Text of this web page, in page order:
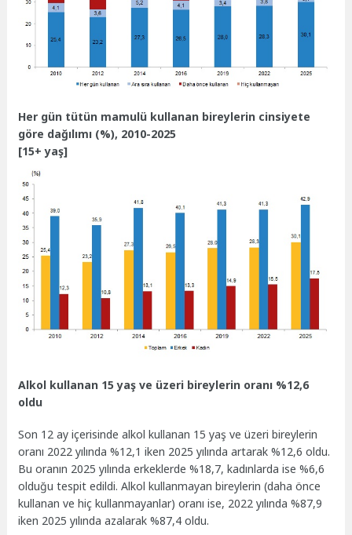
Her gün tütün mamulü kullanan bireylerin cinsiyete
göre dağılımı (%), 2010-2025
[15+ yaş]
Alkol kullanan 15 yaş ve üzeri bireylerin oranı %12,6
oldu
Son 12 ay içerisinde alkol kullanan 15 yaş ve üzeri bireylerin
oranı 2022 yılında %12,1 iken 2025 yılında artarak %12,6 oldu.
Bu oranın 2025 yılında erkeklerde %18,7, kadınlarda ise %6,6
olduğu tespit edildi. Alkol kullanmayan bireylerin (daha önce
kullanan ve hiç kullanmayanlar) oranı ise, 2022 yılında %87,9
iken 2025 yılında azalarak %87,4 oldu.